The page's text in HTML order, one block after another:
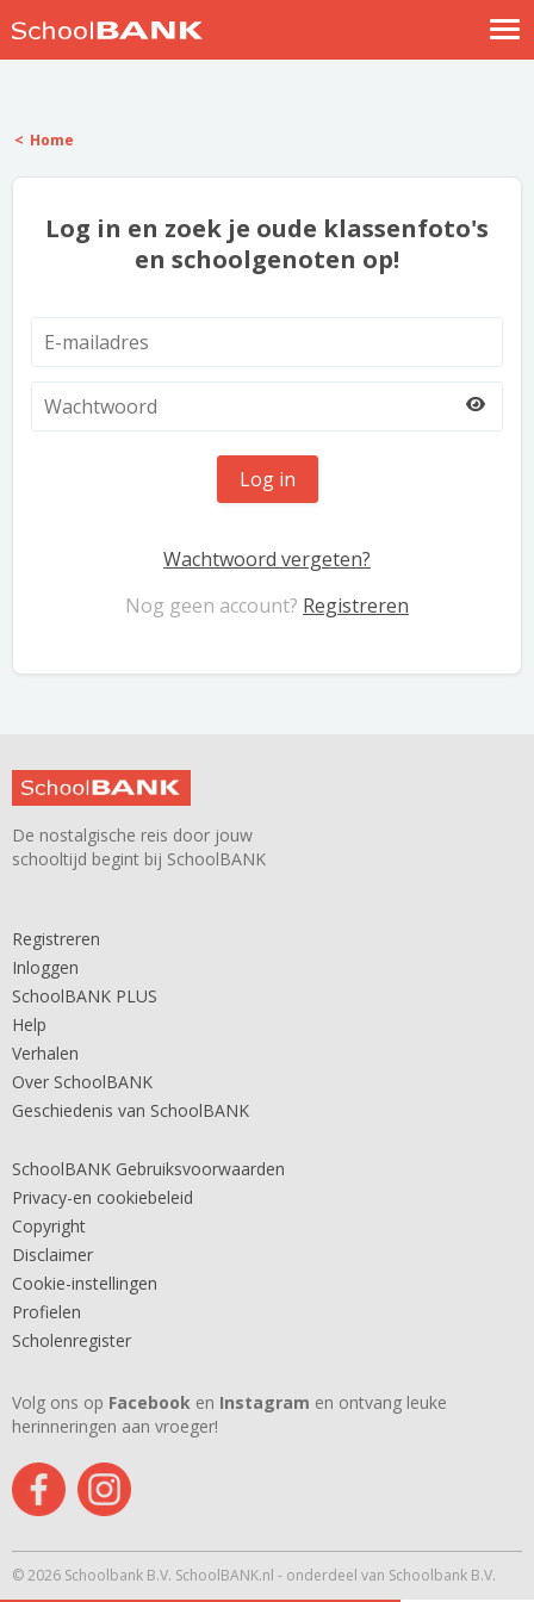
Help
Home
Log in en zoek je oude klassenfoto's
en schoolgenoten op!
Log in
Wachtwoord vergeten?
Nog geen account? Registreren
De nostalgische reis door jouw
schooltijd begint bij SchoolBANK
Registreren
Inloggen
SchoolBANK PLUS
Help
Verhalen
Over SchoolBANK
Geschiedenis van SchoolBANK
SchoolBANK Gebruiksvoorwaarden
Privacy-en cookiebeleid
Copyright
Disclaimer
Cookie-instellingen
Profielen
Scholenregister
Volg ons op Facebook en Instagram en ontvang leuke
herinneringen aan vroeger!
© 2026 Schoolbank B.V. SchoolBANK.nl - onderdeel van Schoolbank B.V.